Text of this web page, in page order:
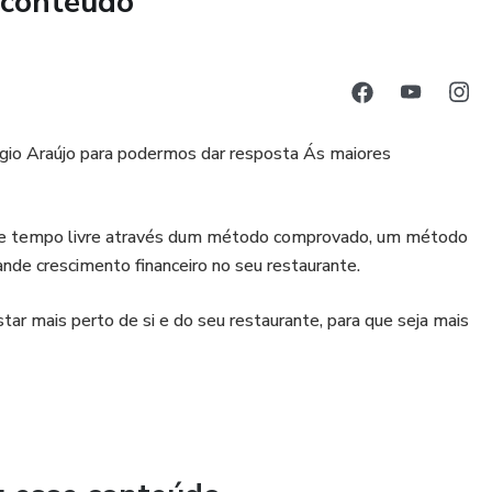
Araújo para podermos dar resposta Ás maiores
tempo livre através dum método comprovado, um método
crescimento financeiro no seu restaurante.
mais perto de si e do seu restaurante, para que seja mais